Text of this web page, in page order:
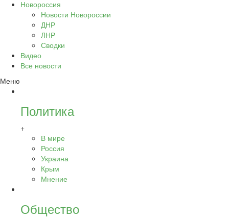
Новороссия
Новости Новороссии
ДНР
ЛНР
Сводки
Видео
Все новости
Меню
Политика
+
В мире
Россия
Украина
Крым
Мнение
Общество